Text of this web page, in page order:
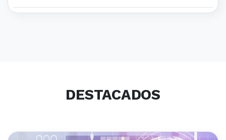
DESTACADOS